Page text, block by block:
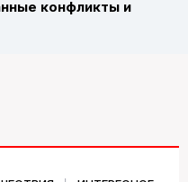
конфликты и